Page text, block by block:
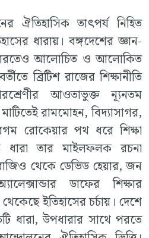
ঐতিহাসিক তাৎপর্য নিহিত
ধারায়। বঙ্গদেশের জ্ঞান-
ভারতেও আলোচিত ও আলোকিত
ব্রিটিশ রাজের শিক্ষানীতি
আওতাভুক্ত ন্যূনতম
রামমোহন, বিদ্যাসাগর,
রোকেয়ার পথ ধরে শিক্ষা
ধারা তার মাইলফলক রচনা
থেকে ডেভিড হেয়ার, জন
ডাফের শিক্ষার
ইতিহাসের চর্চায়। দেশে
ধারা, উপধারার সাথে পরতে